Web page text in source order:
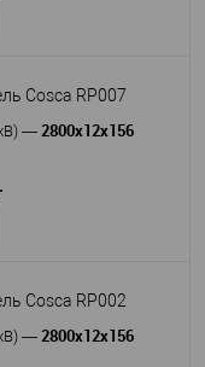
Cosca RP007
— 2800x12x156
Cosca RP002
— 2800x12x156